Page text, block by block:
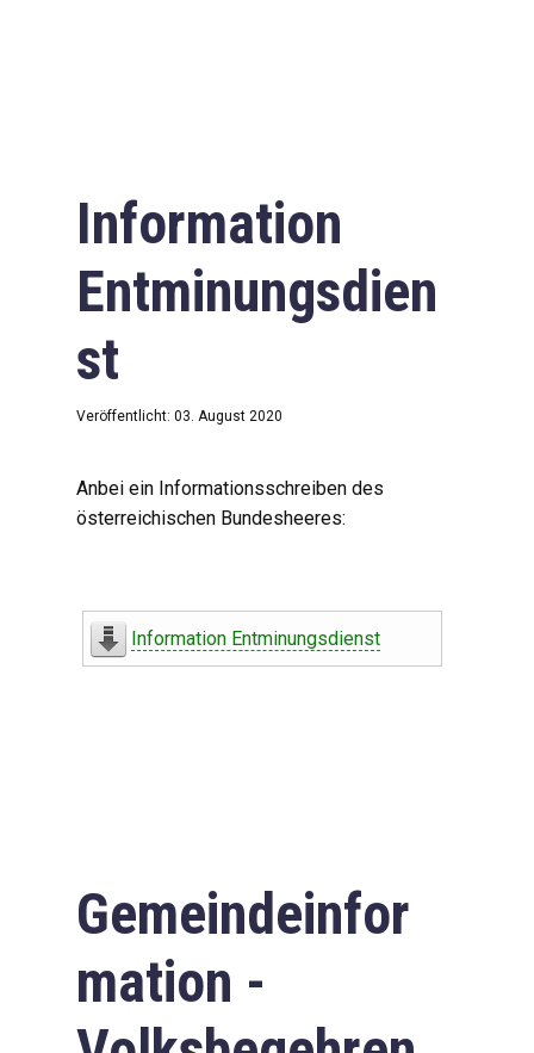
Information
Entminungsdien
st
Veröffentlicht: 03. August 2020
Anbei ein Informationsschreiben des
österreichischen Bundesheeres:
Information Entminungsdienst
Gemeindeinfor
mation -